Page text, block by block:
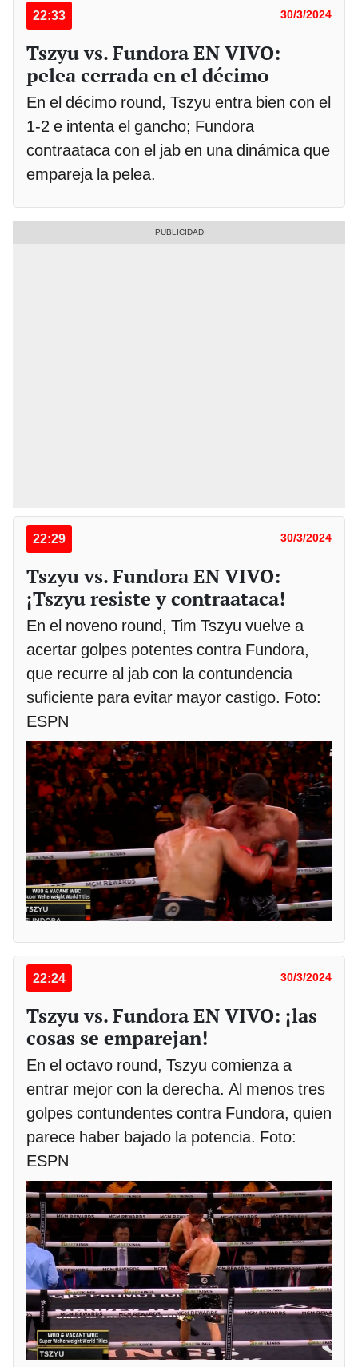
22:33 30/3/2024
Tszyu vs. Fundora EN VIVO:
pelea cerrada en el décimo
En el décimo round, Tszyu entra bien con el
1-2 e intenta el gancho; Fundora
contraataca con el jab en una dinámica que
empareja la pelea.
22:29 30/3/2024
Tszyu vs. Fundora EN VIVO:
¡Tszyu resiste y contraataca!
En el noveno round, Tim Tszyu vuelve a
acertar golpes potentes contra Fundora,
que recurre al jab con la contundencia
suficiente para evitar mayor castigo. Foto:
ESPN
22:24 30/3/2024
Tszyu vs. Fundora EN VIVO: ¡las
cosas se emparejan!
En el octavo round, Tszyu comienza a
entrar mejor con la derecha. Al menos tres
golpes contundentes contra Fundora, quien
parece haber bajado la potencia. Foto:
ESPN